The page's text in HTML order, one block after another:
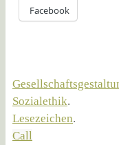
Facebook
Sozialethik.
Lesezeichen.
Call